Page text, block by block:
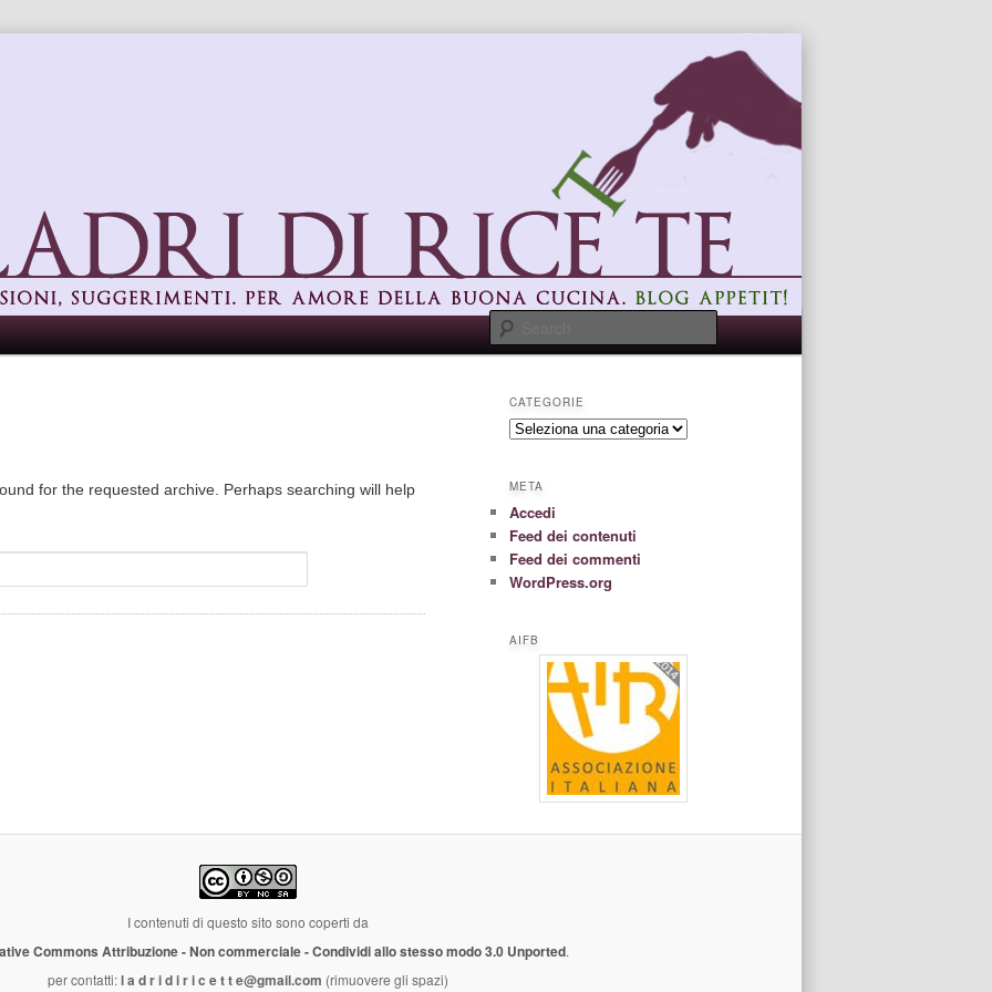
Search
for the requested archive. Perhaps searching will help
CATEGORIE
categorie
META
Accedi
Feed dei contenuti
Feed dei commenti
WordPress.org
AIFB
I contenuti di questo sito sono coperti da
Commons Attribuzione - Non commerciale - Condividi allo stesso modo 3.0 Unported.
per contatti:l a d r i d i r i c e t t e@gmail.com (rimuovere gli spazi)